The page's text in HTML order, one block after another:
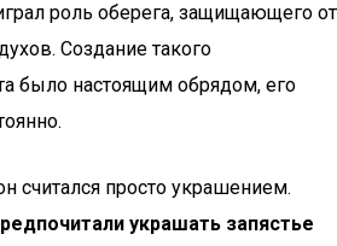
роль оберега, защищающего от
Создание такого
было настоящим обрядом, его
считался просто украшением.
украшать запястье